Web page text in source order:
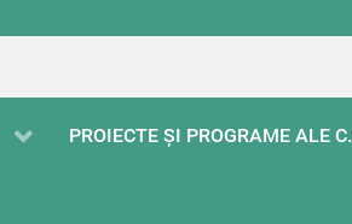
PROIECTE ŞI PROGRAME ALE